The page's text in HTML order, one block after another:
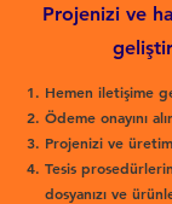
Hemen iletişime
Ödeme onayını
Projenizi ve
Tesis
dosyanızı ve
Projenizi ve